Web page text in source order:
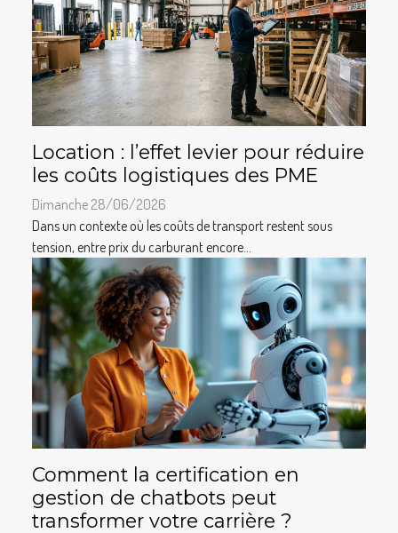
Location : l’effet levier pour réduire
les coûts logistiques des PME
Dimanche 28/06/2026
Dans un contexte où les coûts de transport restent sous
tension, entre prix du carburant encore...
Comment la certification en
gestion de chatbots peut
transformer votre carrière ?